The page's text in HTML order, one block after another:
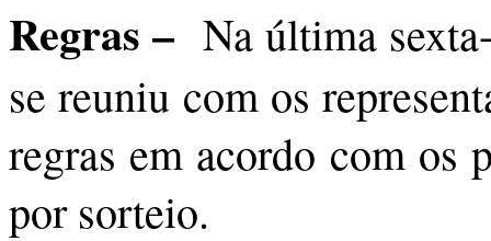
Regras – Na última
se reuniu com os
regras em acordo com os
por sorteio.